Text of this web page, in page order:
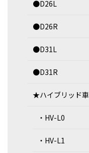
●D26L
●D26R
●D31L
●D31R
★ハイブリッド車
・HV-L0
・HV-L1